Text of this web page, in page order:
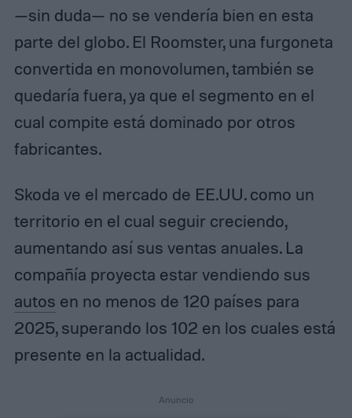
—sin duda— no se vendería bien en esta
parte del globo. El Roomster, una furgoneta
convertida en monovolumen, también se
quedaría fuera, ya que el segmento en el
cual compite está dominado por otros
fabricantes.
Skoda ve el mercado de EE.UU. como un
territorio en el cual seguir creciendo,
aumentando así sus ventas anuales. La
compañía proyecta estar vendiendo sus
autos en no menos de 120 países para
2025, superando los 102 en los cuales está
presente en la actualidad.